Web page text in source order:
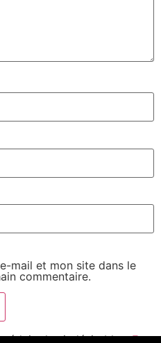
mail et mon site dans le
commentaire.
les indésirables.En